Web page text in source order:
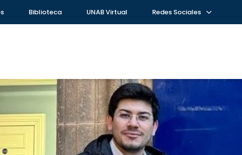
Biblioteca UNAB Virtual Redes Sociales